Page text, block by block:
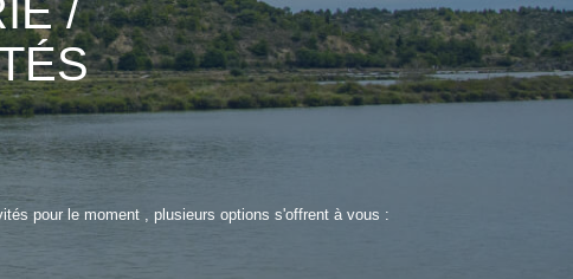
/
pour le moment , plusieurs options s'offrent à vous :